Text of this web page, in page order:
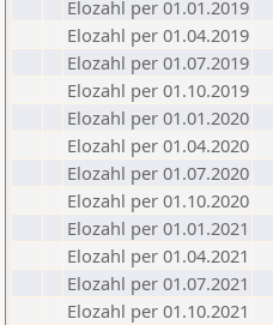
Elozahl per 01.01.2019
Elozahl per 01.04.2019
Elozahl per 01.07.2019
Elozahl per 01.10.2019
Elozahl per 01.01.2020
Elozahl per 01.04.2020
Elozahl per 01.07.2020
Elozahl per 01.10.2020
Elozahl per 01.01.2021
Elozahl per 01.04.2021
Elozahl per 01.07.2021
Elozahl per 01.10.2021